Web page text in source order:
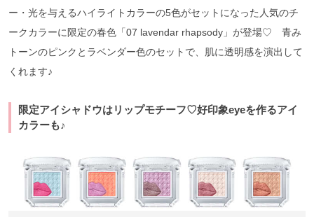
ー・光を与えるハイライトカラーの5色がセットになった人気のチ
ークカラーに限定の春色「07 lavendar rhapsody」が登場♡ 青み
トーンのピンクとラベンダー色のセットで、肌に透明感を演出して
くれます♪
限定アイシャドウはリップモチーフ♡好印象eyeを作るアイ
カラーも♪